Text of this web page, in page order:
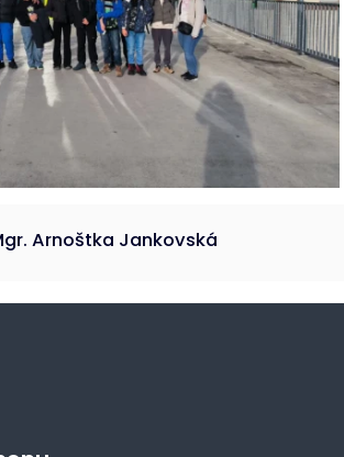
Arnoštka Jankovská